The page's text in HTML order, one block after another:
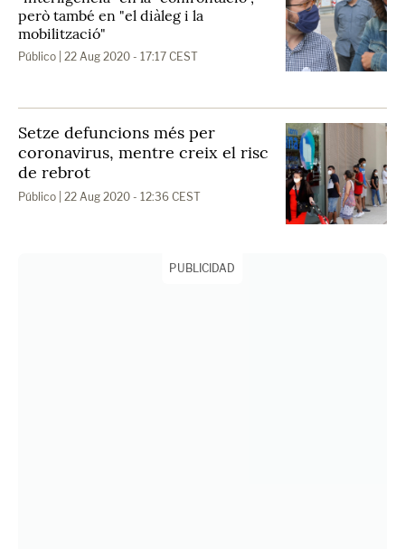
però també en "el diàleg i la
mobilització"
Público | 22 Aug 2020 - 17:17 CEST
Setze defuncions més per
coronavirus, mentre creix el risc
de rebrot
Público | 22 Aug 2020 - 12:36 CEST
PUBLICIDAD